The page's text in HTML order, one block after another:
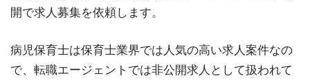
開で求人募集を依頼します。
病児保育士は保育士業界では人気の高い求人案件なの
で、転職エージェントでは非公開求人として扱われて